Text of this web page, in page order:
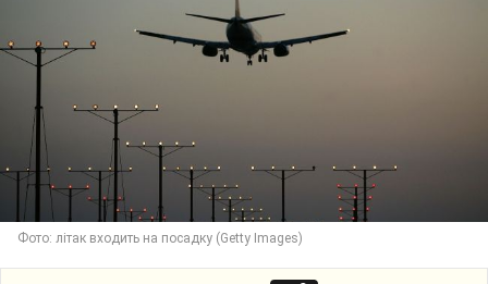
Фото: літак входить на посадку (Getty Images)